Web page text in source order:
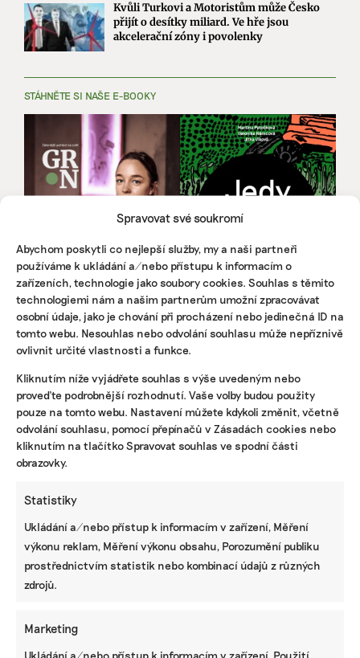
Spravovat své soukromí
Abychom poskytli co nejlepší služby, my a naši partneři
používáme k ukládání a/nebo přístupu k informacím o
zařízeních, technologie jako soubory cookies. Souhlas s těmito
technologiemi nám a našim partnerům umožní zpracovávat
osobní údaje, jako je chování při procházení nebo jedinečná ID na
tomto webu. Nesouhlas nebo odvolání souhlasu může nepříznivě
ovlivnit určité vlastnosti a funkce.
Kliknutím níže vyjádřete souhlas s výše uvedeným nebo
proveďte podrobnější rozhodnutí. Vaše volby budou použity
pouze na tomto webu. Nastavení můžete kdykoli změnit, včetně
odvolání souhlasu, pomocí přepínačů v Zásadách cookies nebo
kliknutím na tlačítko Spravovat souhlas ve spodní části
obrazovky.
Statistiky
Ukládání a/nebo přístup k informacím v zařízení, Měření
výkonu reklam, Měření výkonu obsahu, Porozumění publiku
prostřednictvím statistik nebo kombinací údajů z různých
zdrojů.
Marketing
Ukládání a/nebo přístup k informacím v zařízení, Použití
Kvůli Turkovi a Motoristům může Česko
přijít o desítky miliard. Ve hře jsou
akcelerační zóny i povolenky
STÁHNĚTE SI NAŠE E-BOOKY
Udržitelnost, umění i komunitní sdílení.
Festival Týká se to také tebe v Uherském
Hradišti startuje tento týden
BRANDNEWS
Ani trend, ani povinnost. Udržitelnost je
způsob, jak řídit firmu do budoucna a zvyšovat
její hodnotu, říká expertka